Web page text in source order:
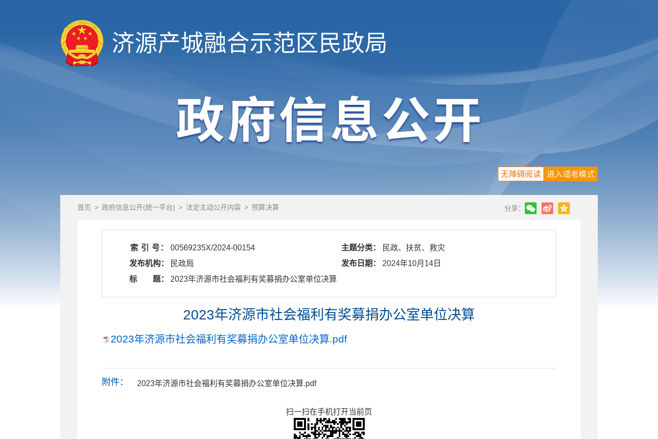
济源产城融合示范区 民政局
进入适老模式
无障碍阅读
首页 > 政府信息公开(统一平台) > 法定主动公开内容 > 预算决算 分享：
索 引 号： 00569235X/2024-00154 主题分类：
民政、扶贫、救灾
发布机构：
民政局 发布日期：
2024年10月14日
标 题：
​ 2023年济源市社会福利有奖募捐办公室单位决算
2023年济源市社会福利有奖募捐办公室单位决算
2023年济源市社会福利有奖募捐办公室单位决算.pdf
附件： 2023年济源市社会福利有奖募捐办公室单位决算.pdf
扫一扫在手机打开当前页